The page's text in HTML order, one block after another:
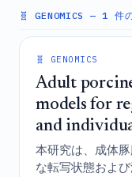
🧬 GENOMICS — 1 件
🧬 GENOMICS
Adult
models for
and
本研究は、成体
な転写状態およ